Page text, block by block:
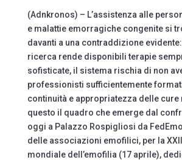
(Adnkronos) – L’assistenza alle
e malattie emorragiche congenite si
davanti a una contraddizione
ricerca rende disponibili terapie
sofisticate, il sistema rischia di non
professionisti sufficientemente
continuità e appropriatezza delle cure
questo il quadro che emerge dal
oggi a Palazzo Rospigliosi da
delle associazioni emofilici, per la
mondiale dell’emofilia (17 aprile),